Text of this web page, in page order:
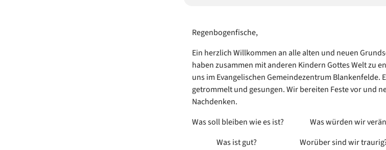
Regenbogenfische,
Ein herzlich Willkommen an alle alten und neuen
haben zusammen mit anderen Kindern Gottes Welt zu
uns im Evangelischen Gemeindezentrum Blankenfelde.
getrommelt und gesungen. Wir bereiten Feste vor und
Nachdenken.
Was soll bleiben wie es ist? Was würden wir
Was ist gut? Worüber sind wir